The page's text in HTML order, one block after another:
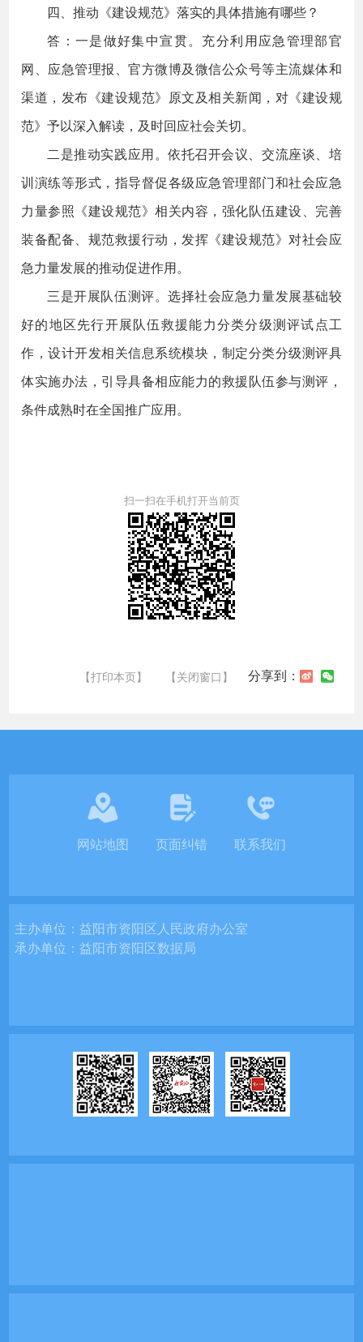
四、推动《建设规范》落实的具体措施有哪些？
答：一是做好集中宣贯。充分利用应急管理部官
网、应急管理报、官方微博及微信公众号等主流媒体和
渠道，发布《建设规范》原文及相关新闻，对《建设规
范》予以深入解读，及时回应社会关切。
二是推动实践应用。依托召开会议、交流座谈、培
训演练等形式，指导督促各级应急管理部门和社会应急
力量参照《建设规范》相关内容，强化队伍建设、完善
装备配备、规范救援行动，发挥《建设规范》对社会应
急力量发展的推动促进作用。
三是开展队伍测评。选择社会应急力量发展基础较
好的地区先行开展队伍救援能力分类分级测评试点工
作，设计开发相关信息系统模块，制定分类分级测评具
体实施办法，引导具备相应能力的救援队伍参与测评，
条件成熟时在全国推广应用。
扫一扫在手机打开当前页
【打印本页】 【关闭窗口】 分享到：
网站地图 页面纠错 联系我们
主办单位：益阳市资阳区人民政府办公室
承办单位：益阳市资阳区数据局